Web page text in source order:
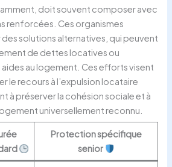
doit souvent composer avec
renforcées. Ces organismes
solutions alternatives, qui peuvent
de dettes locatives ou
aides au logement. Ces efforts visent
le recours à l’expulsion locataire
à préserver la cohésion sociale et à
universellement reconnu.
Protection spécifique
senior